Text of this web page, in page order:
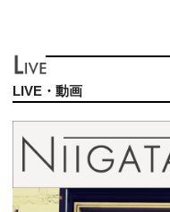
LIVE・動画